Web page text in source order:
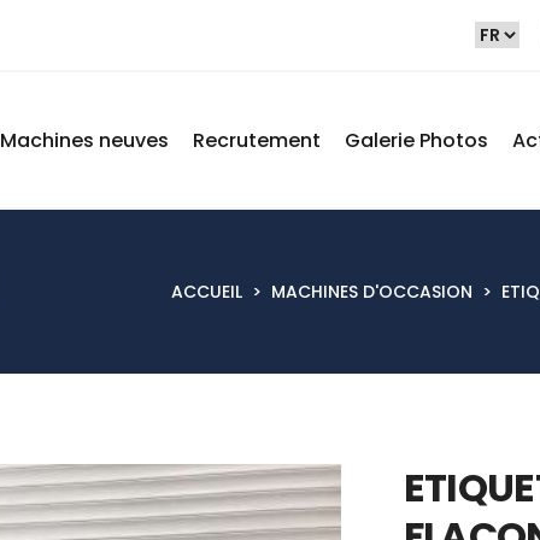
ACCUEIL > MACHINES D'OCCASION >
Machines neuves Recrutement Galerie Photos